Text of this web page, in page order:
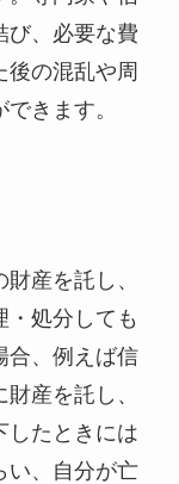
び、必要な費
後の混乱や周
きます。
産を託し、
・処分しても
合、例えば信
産を託し、
したときには
い、自分が亡